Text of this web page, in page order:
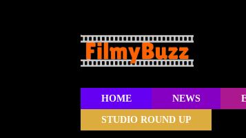
HOME NEWS
STUDIO ROUND UP